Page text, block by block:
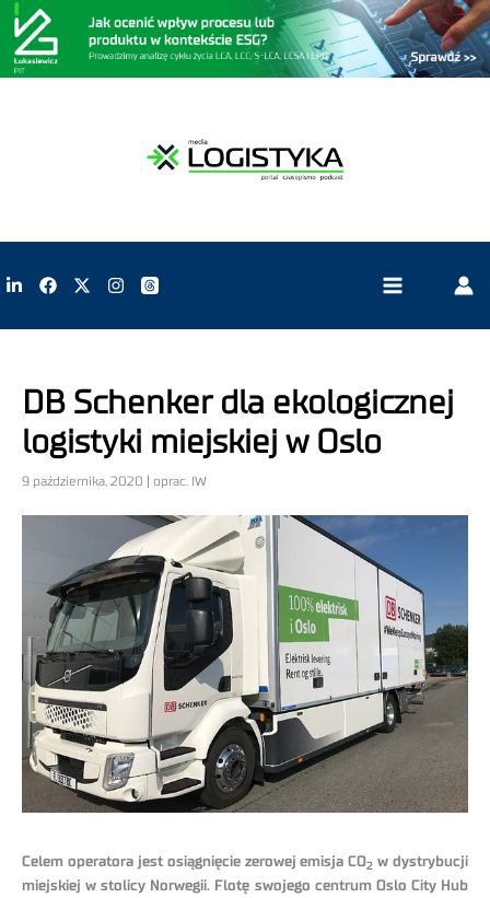
DB Schenker dla ekologicznej
logistyki miejskiej w Oslo
9 października, 2020 | oprac. IW
Celem operatora jest osiągnięcie zerowej emisja CO2 w dystrybucji
miejskiej w stolicy Norwegii. Flotę swojego centrum Oslo City Hub